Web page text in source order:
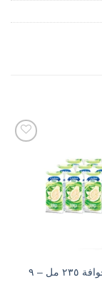
بيتى عصير جوافة ٢٣٥ مل – ٩